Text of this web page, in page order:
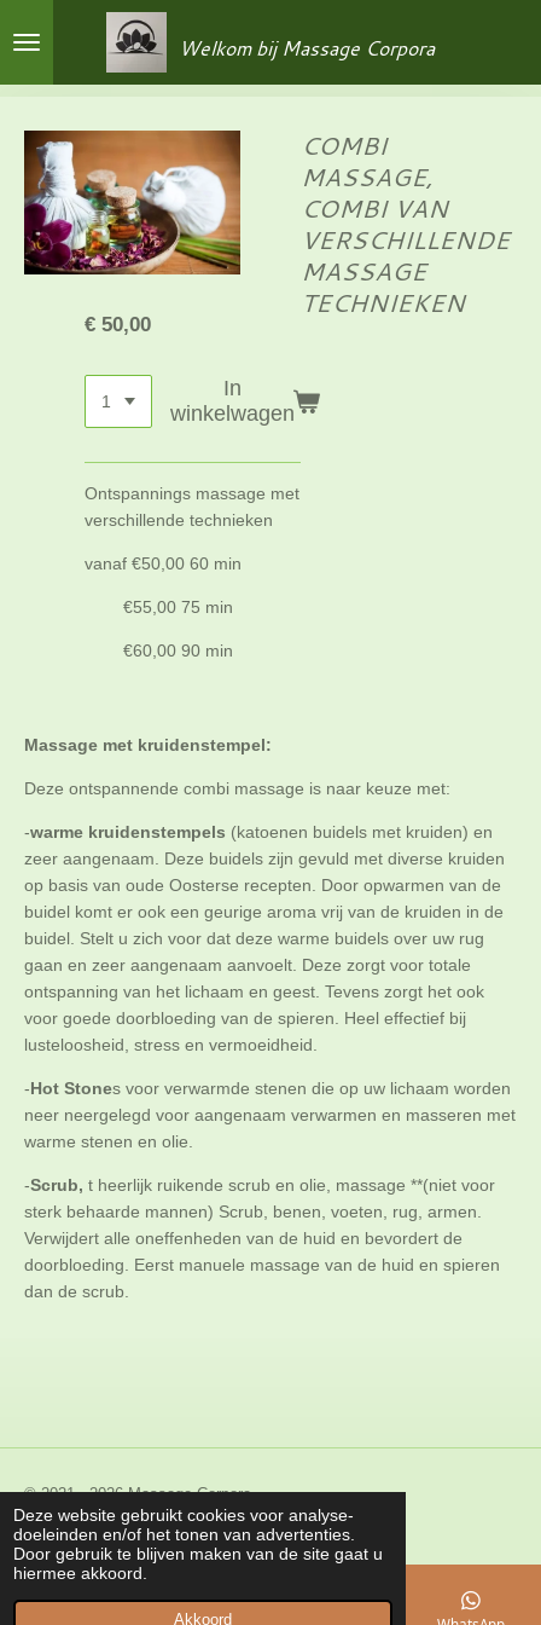
Deze website gebruikt cookies voor analyse-
doeleinden en/of het tonen van advertenties.
Door gebruik te blijven maken van de site gaat u
hiermee akkoord.
Akkoord
direct
hoofdinhoud
Welkom bij Massage Corpora
COMBI
MASSAGE,
COMBI VAN
VERSCHILLENDE
MASSAGE
TECHNIEKEN
€ 50,00
In
winkelwagen
Ontspannings massage met
verschillende technieken
vanaf €50,00 60 min
€55,00 75 min
€60,00 90 min
Massage met kruidenstempel:
Deze ontspannende combi massage is naar keuze met:
-warme kruidenstempels (katoenen buidels met kruiden) en
zeer aangenaam. Deze buidels zijn gevuld met diverse kruiden
op basis van oude Oosterse recepten. Door opwarmen van de
buidel komt er ook een geurige aroma vrij van de kruiden in de
buidel. Stelt u zich voor dat deze warme buidels over uw rug
gaan en zeer aangenaam aanvoelt. Deze zorgt voor totale
ontspanning van het lichaam en geest. Tevens zorgt het ook
voor goede doorbloeding van de spieren. Heel effectief bij
lusteloosheid, stress en vermoeidheid.
-Hot Stones voor verwarmde stenen die op uw lichaam worden
neer neergelegd voor aangenaam verwarmen en masseren met
warme stenen en olie.
-Scrub, t heerlijk ruikende scrub en olie, massage **(niet voor
sterk behaarde mannen) Scrub, benen, voeten, rug, armen.
Verwijdert alle oneffenheden van de huid en bevordert de
doorbloeding. Eerst manuele massage van de huid en spieren
dan de scrub.
© 2021 - 2026 Massage Corpora
Powered byJouwWeb